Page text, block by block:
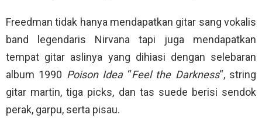
Freedman tidak hanya mendapatkan gitar sang vokalis
band legendaris Nirvana tapi juga mendapatkan
tempat gitar aslinya yang dihiasi dengan selebaran
album 1990 Poison Idea “Feel the Darkness“, string
gitar martin, tiga picks, dan tas suede berisi sendok
perak, garpu, serta pisau.